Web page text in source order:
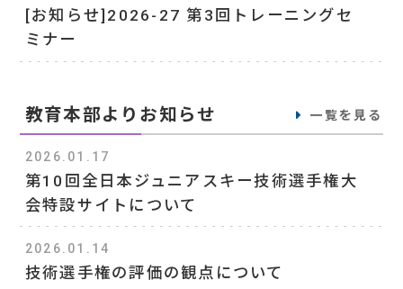
[お知らせ]2026-27 第3回トレーニングセ
ミナー
教育本部よりお知らせ 一覧を見る
2026.01.17
第10回全日本ジュニアスキー技術選手権大
会特設サイトについて
2026.01.14
技術選手権の評価の観点について